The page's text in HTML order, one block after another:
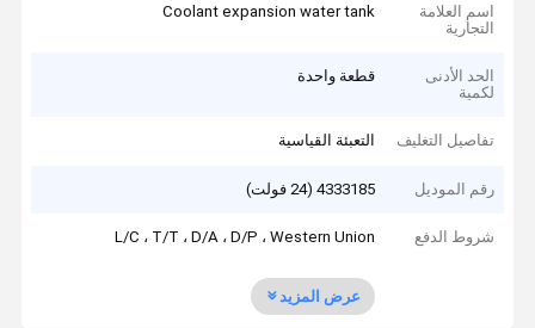
اسم العلامة
التجارية
Coolant expansion water tank
الحد الأدنى
لكمية
قطعة واحدة
تفاصيل التغليف التعبئة القياسية
رقم الموديل 4333185 (24 فولت)
شروط الدفع L/C ، T/T ، D/A ، D/P ، Western Union
عرض المزيد